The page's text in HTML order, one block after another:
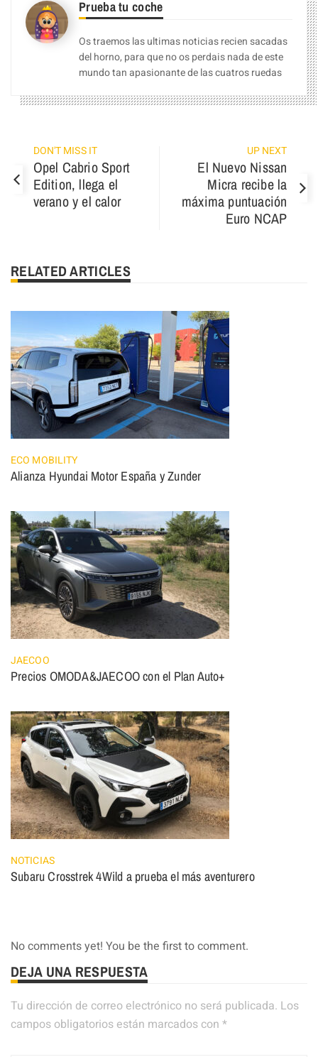
Prueba tu coche
Os traemos las ultimas noticias recien sacadas
del horno, para que no os perdais nada de este
mundo tan apasionante de las cuatros ruedas
DON'T MISS IT
Opel Cabrio Sport
Edition, llega el
verano y el calor
UP NEXT
El Nuevo Nissan
Micra recibe la
máxima puntuación
Euro NCAP
RELATED ARTICLES
ECO MOBILITY
Alianza Hyundai Motor España y Zunder
JAECOO
Precios OMODA&JAECOO con el Plan Auto+
NOTICIAS
Subaru Crosstrek 4Wild a prueba el más aventurero
No comments yet! You be the first to comment.
DEJA UNA RESPUESTA
Tu dirección de correo electrónico no será publicada. Los
campos obligatorios están marcados con *